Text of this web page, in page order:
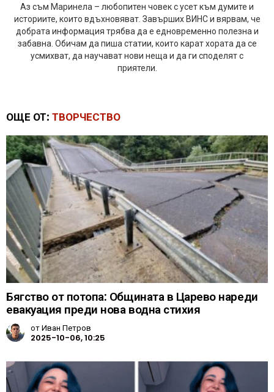
Аз съм Маринела – любопитен човек с усет към думите и
историите, които вдъхновяват. Завърших ВИНС и вярвам, че
добрата информация трябва да е едновременно полезна и
забавна. Обичам да пиша статии, които карат хората да се
усмихват, да научават нови неща и да ги споделят с
приятели.
ОЩЕ ОТ: ТВОРЧЕСТВО
Бягство от потопа: Общината в Царево нареди
евакуация преди нова водна стихия
отИван Петров
2025-10-06, 10:25